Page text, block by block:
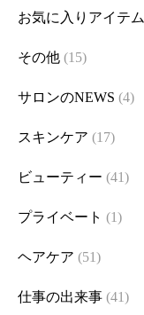
お気に入りアイテム
その他 (15)
サロンのNEWS (4)
スキンケア (17)
ビューティー (41)
プライベート (1)
ヘアケア (51)
仕事の出来事 (41)